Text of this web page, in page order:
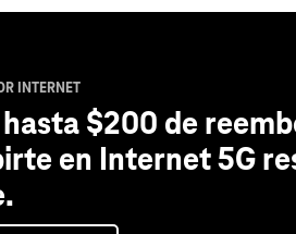
INTERNET
$200 de
en Internet 5G